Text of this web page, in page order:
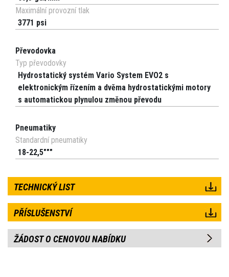
Maximální provozní tlak
3771 psi
Převodovka
Typ převodovky
Hydrostatický systém Vario System EVO2 s
elektronickým řízením a dvěma hydrostatickými motory
s automatickou plynulou změnou převodu
Pneumatiky
Standardní pneumatiky
18-22,5"""
TECHNICKÝ LIST
PŘÍSLUŠENSTVÍ
ŽÁDOST O CENOVOU NABÍDKU